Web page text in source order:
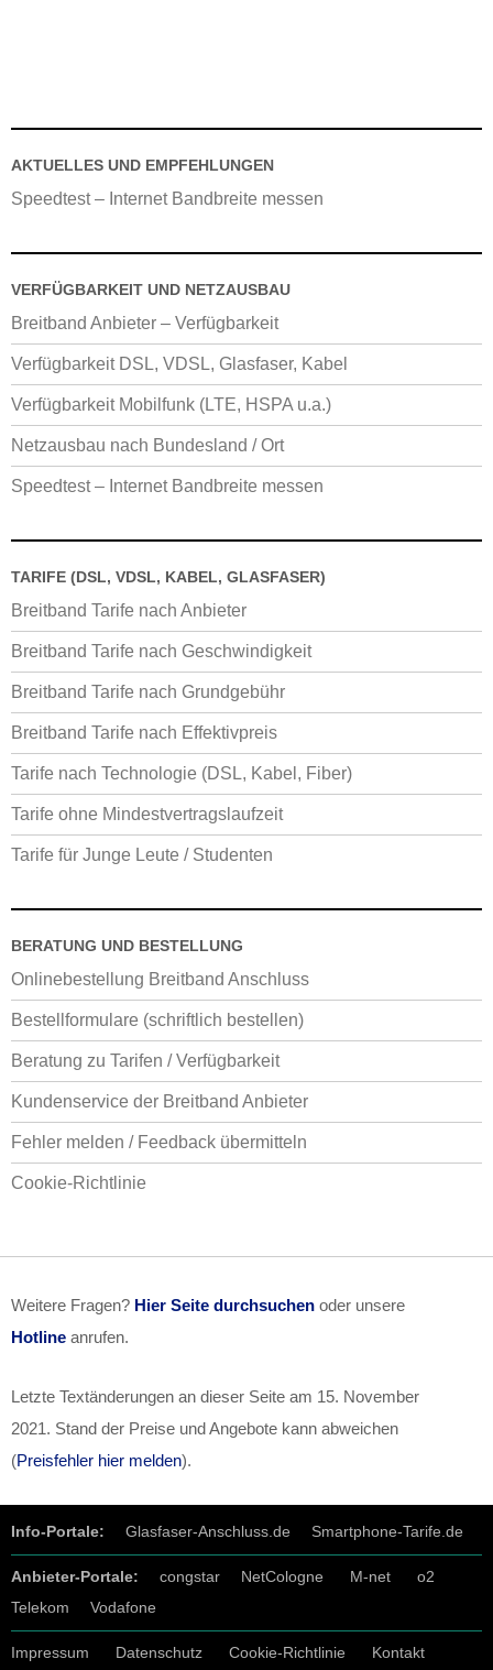
AKTUELLES UND EMPFEHLUNGEN
Speedtest – Internet Bandbreite messen
VERFÜGBARKEIT UND NETZAUSBAU
Breitband Anbieter – Verfügbarkeit
Verfügbarkeit DSL, VDSL, Glasfaser, Kabel
Verfügbarkeit Mobilfunk (LTE, HSPA u.a.)
Netzausbau nach Bundesland / Ort
Speedtest – Internet Bandbreite messen
TARIFE (DSL, VDSL, KABEL, GLASFASER)
Breitband Tarife nach Anbieter
Breitband Tarife nach Geschwindigkeit
Breitband Tarife nach Grundgebühr
Breitband Tarife nach Effektivpreis
Tarife nach Technologie (DSL, Kabel, Fiber)
Tarife ohne Mindestvertragslaufzeit
Tarife für Junge Leute / Studenten
BERATUNG UND BESTELLUNG
Onlinebestellung Breitband Anschluss
Bestellformulare (schriftlich bestellen)
Beratung zu Tarifen / Verfügbarkeit
Kundenservice der Breitband Anbieter
Fehler melden / Feedback übermitteln
Cookie-Richtlinie
Weitere Fragen? Hier Seite durchsuchen oder unsere
Hotline anrufen.
Letzte Textänderungen an dieser Seite am 15. November
2021 . Stand der Preise und Angebote kann abweichen
(Preisfehler hier melden).
Info-Portale: Glasfaser-Anschluss.de Smartphone-Tarife.de
Anbieter-Portale: congstar NetCologne M-net
o2
Telekom
Vodafone
Impressum Datenschutz Cookie-Richtlinie Kontakt